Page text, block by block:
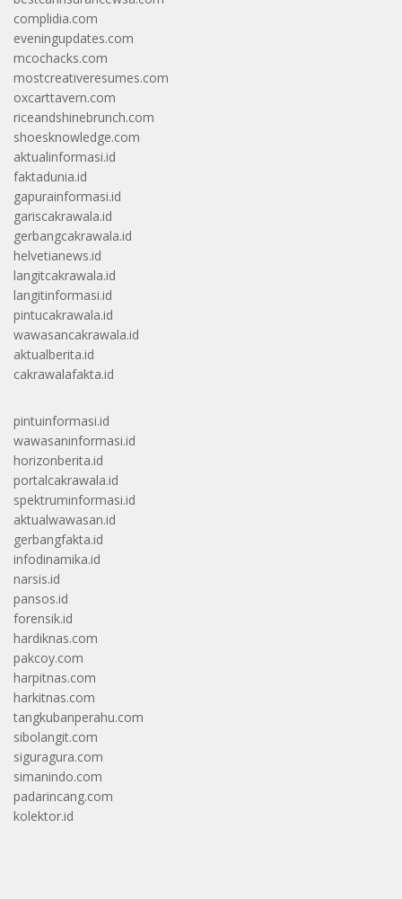
complidia.com
eveningupdates.com
mcochacks.com
mostcreativeresumes.com
oxcarttavern.com
riceandshinebrunch.com
shoesknowledge.com
aktualinformasi.id
faktadunia.id
gapurainformasi.id
gariscakrawala.id
gerbangcakrawala.id
helvetianews.id
langitcakrawala.id
langitinformasi.id
pintucakrawala.id
wawasancakrawala.id
aktualberita.id
cakrawalafakta.id
pintuinformasi.id
wawasaninformasi.id
horizonberita.id
portalcakrawala.id
spektruminformasi.id
aktualwawasan.id
gerbangfakta.id
infodinamika.id
narsis.id
pansos.id
forensik.id
hardiknas.com
pakcoy.com
harpitnas.com
harkitnas.com
tangkubanperahu.com
sibolangit.com
siguragura.com
simanindo.com
padarincang.com
kolektor.id